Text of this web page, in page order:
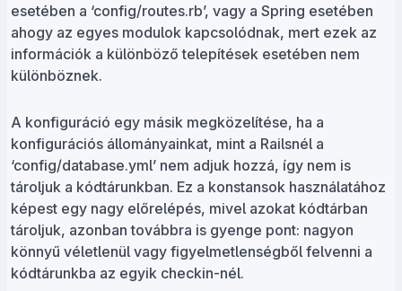
esetében a ‘config/routes.rb’, vagy a Spring esetében
ahogy az egyes modulok kapcsolódnak, mert ezek az
információk a különböző telepítések esetében nem
különböznek.
A konfiguráció egy másik megközelítése, ha a
konfigurációs állományainkat, mint a Railsnél a
‘config/database.yml’ nem adjuk hozzá, így nem is
tároljuk a kódtárunkban. Ez a konstansok használatához
képest egy nagy előrelépés, mivel azokat kódtárban
tároljuk, azonban továbbra is gyenge pont: nagyon
könnyű véletlenül vagy figyelmetlenségből felvenni a
kódtárunkba az egyik checkin-nél.